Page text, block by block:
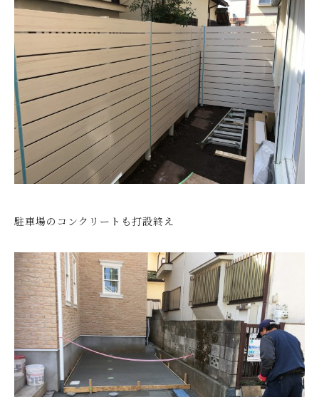
駐車場のコンクリートも打設終え